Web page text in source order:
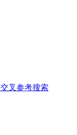
交叉参考搜索